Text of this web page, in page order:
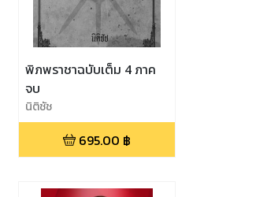
พิภพราชาฉบับเต็ม 4 ภาค
จบ
นิติชัช
695.00 ฿